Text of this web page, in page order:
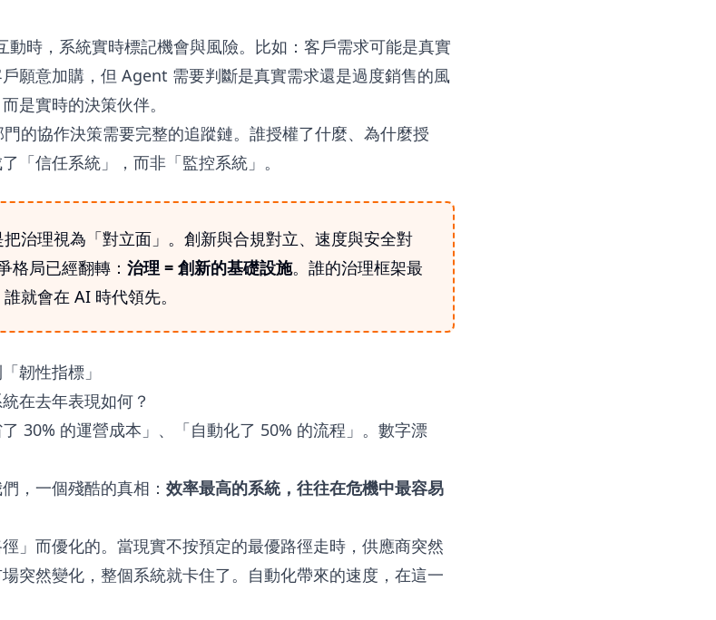
動時，系統實時標記機會與風險。比如：客戶需求可能是真實
願意加購，但 Agent 需要判斷是真實需求還是過度銷售的風
是實時的決策伙伴。
門的協作決策需要完整的追蹤鏈。誰授權了什麼、為什麼授
「信任系統」，而非「監控系統」。
治理視為「對立面」。創新與合規對立、速度與安全對
格局已經翻轉： 治理 = 創新的基礎設施。誰的治理框架最
就會在 AI 時代領先。
韌性指標」
在去年表現如何？
30% 的運營成本」、「自動化了 50% 的流程」。數字漂
，一個殘酷的真相： 效率最高的系統，往往在危機中最容易
」而優化的。當現實不按預定的最優路徑走時，供應商突然
突然變化，整個系統就卡住了。自動化帶來的速度，在這一